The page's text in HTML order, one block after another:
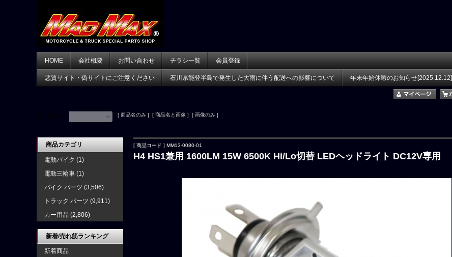
HOME 会社概要 お問い合わせ チラシ一覧 会員登録
悪質サイト・偽サイトにご注意ください 石川県能登半島で発生した大雨に伴う配送への影響について 年末年始休暇のお知らせ[2025.12.12]
[ 商品名のみ ] [ 商品名と画像 ] [ 画像のみ ]
[ 商品コード ] MM13-0080-01
H4 HS1兼用 1600LM 15W 6500K Hi/Lo切替 LEDヘッドライト DC12V専用
商品カテゴリ
電動バイク (1)
電動三輪車 (1)
バイク パーツ (3,506)
トラック パーツ (9,911)
カー用品 (2,806)
新着/売れ筋ランキング
新着商品